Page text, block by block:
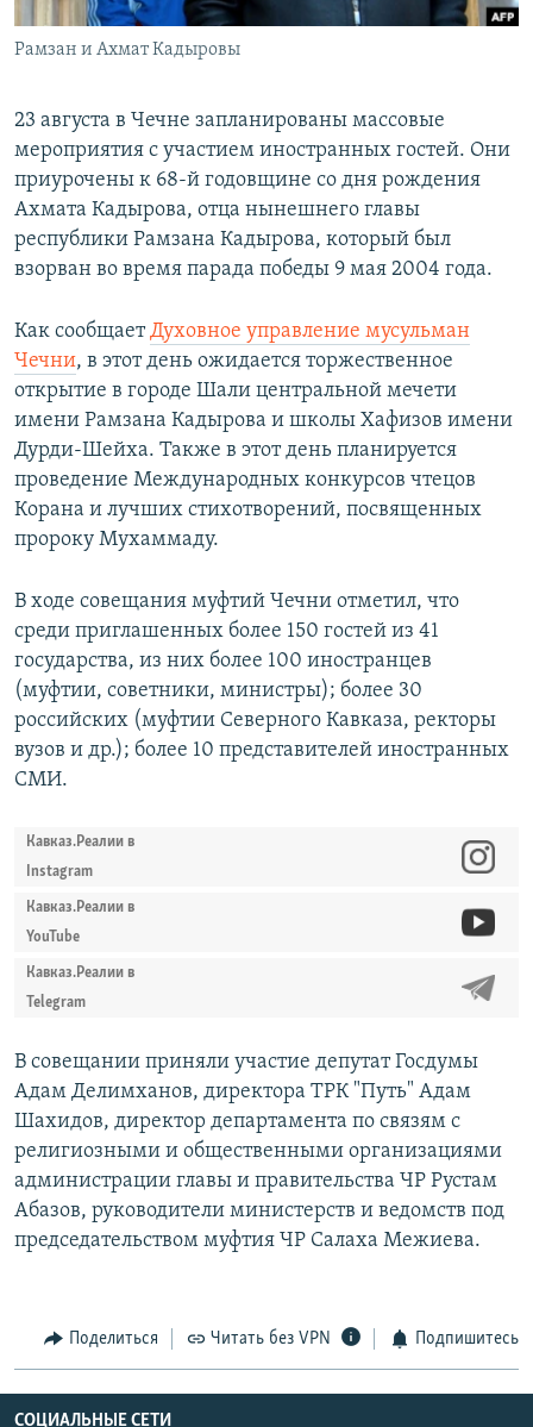
Все сайты РСЕ/РС
Рамзан и Ахмат Кадыровы
23 августа в Чечне запланированы массовые
мероприятия с участием иностранных гостей. Они
приурочены к 68-й годовщине со дня рождения
Ахмата Кадырова, отца нынешнего главы
республики Рамзана Кадырова, который был
взорван во время парада победы 9 мая 2004 года.
Как сообщаетДуховное управление мусульман
Чечни, в этот день ожидается торжественное
открытие в городе Шали центральной мечети
имени Рамзана Кадырова и школы Хафизов имени
Дурди-Шейха. Также в этот день планируется
проведение Международных конкурсов чтецов
Корана и лучших стихотворений, посвященных
пророку Мухаммаду.
В ходе совещания муфтий Чечни отметил, что
среди приглашенных более 150 гостей из 41
государства, из них более 100 иностранцев
(муфтии, советники, министры); более 30
российских (муфтии Северного Кавказа, ректоры
вузов и др.); более 10 представителей иностранных
СМИ.
Кавказ.Реалии в
Instagram
Кавказ.Реалии в
YouTube
Кавказ.Реалии в
Telegram
В совещании приняли участие депутат Госдумы
Адам Делимханов, директора ТРК "Путь" Адам
Шахидов, директор департамента по связям с
религиозными и общественными организациями
администрации главы и правительства ЧР Рустам
Абазов, руководители министерств и ведомств под
председательством муфтия ЧР Салаха Межиева.
Поделиться Читать без VPN Подпишитесь
СОЦИАЛЬНЫЕ СЕТИ